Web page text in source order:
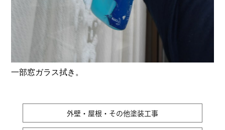
一部窓ガラス拭き。
外壁・屋根・その他塗装工事